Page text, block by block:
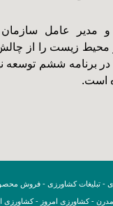
مدیر عامل
محیط زیست را از
برنامه ششم توسعه
است.
- تبلیغات کشاورزی - فروش
- کشاورزی امروز - کشاورزی